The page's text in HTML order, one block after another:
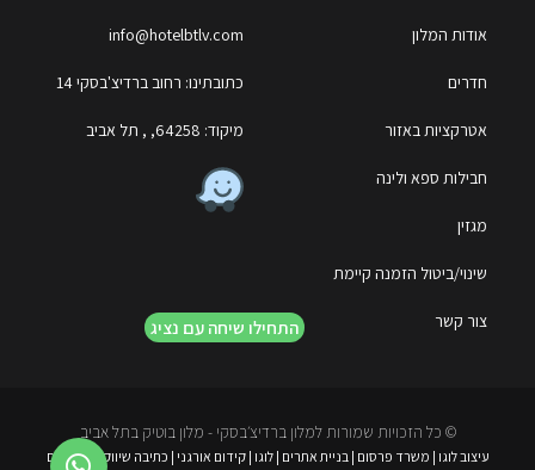
התחילו שיחה עם נציג
אודות המלון
חדרים
אטרקציות באזור
חבילות ספא ולינה
מגזין
שינוי/ביטול הזמנה קיימת
צור קשר
info@hotelbtlv.com
כתובתינו: רחוב ברדיצ'בסקי 14
מיקוד: 64258, , תל אביב
© כל הזכויות שמורות למלון ברדיצ׳בסקי - מלון בוטיק בתל אביב
עיצוב לוגו | משרד פרסום |בניית אתרים |לוגו |קידום אורגני | כתיבה שיווקית |פרסום